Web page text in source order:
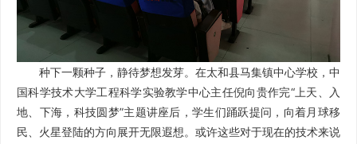
种下一颗种子，静待梦想发芽。在太和县马集镇中心学校，中
国科学技术大学工程科学实验教学中心主任倪向贵作完“上天、入
地、下海，科技圆梦”主题讲座后，学生们踊跃提问，向着月球移
民、火星登陆的方向展开无限遐想。或许这些对于现在的技术来说